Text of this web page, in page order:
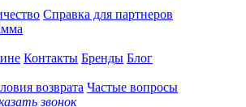
Справка для партнеров
Контакты Бренды Блог
возврата Частые вопросы
звонок